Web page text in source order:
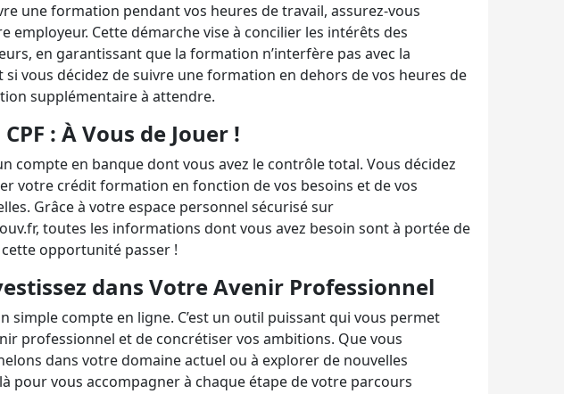
une formation pendant vos heures de travail, assurez-vous
employeur. Cette démarche vise à concilier les intérêts des
en garantissant que la formation n’interfère pas avec la
vous décidez de suivre une formation en dehors de vos heures de
supplémentaire à attendre.
: À Vous de Jouer !
compte en banque dont vous avez le contrôle total. Vous décidez
votre crédit formation en fonction de vos besoins et de vos
Grâce à votre espace personnel sécurisé sur
toutes les informations dont vous avez besoin sont à portée de
cette opportunité passer !
dans Votre Avenir Professionnel
simple compte en ligne. C’est un outil puissant qui vous permet
professionnel et de concrétiser vos ambitions. Que vous
dans votre domaine actuel ou à explorer de nouvelles
pour vous accompagner à chaque étape de votre parcours